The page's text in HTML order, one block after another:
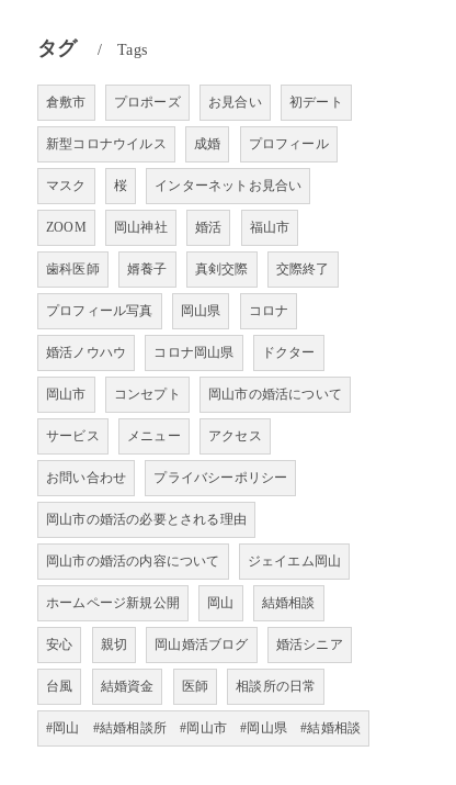
タグ Tags
倉敷市 プロポーズ お見合い 初デート
新型コロナウイルス 成婚 プロフィール
マスク 桜 インターネットお見合い
ZOOM 岡山神社 婚活 福山市
歯科医師 婿養子 真剣交際 交際終了
プロフィール写真 岡山県 コロナ
婚活ノウハウ コロナ岡山県 ドクター
岡山市 コンセプト 岡山市の婚活について
サービス メニュー アクセス
お問い合わせ プライバシーポリシー
岡山市の婚活の必要とされる理由
岡山市の婚活の内容について ジェイエム岡山
ホームページ新規公開 岡山 結婚相談
安心 親切 岡山婚活ブログ 婚活シニア
台風 結婚資金 医師 相談所の日常
#岡山 #結婚相談所 #岡山市 #岡山県 #結婚相談